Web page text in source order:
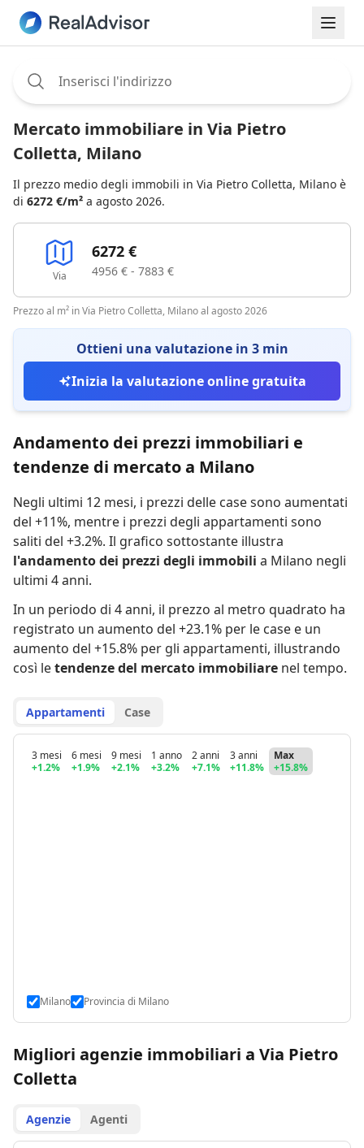
Mercato immobiliare in Via Pietro
Colletta, Milano
Il prezzo medio degli immobili in Via Pietro Colletta, Milano è
di 6272 €/m² a agosto 2026.
Via
6272 €
4956 € - 7883 €
Prezzo al m² in Via Pietro Colletta, Milano al agosto 2026
Ottieni una valutazione in 3 min
Inizia la valutazione online gratuita
Andamento dei prezzi immobiliari e
tendenze di mercato a Milano
Negli ultimi 12 mesi, i prezzi delle case sono aumentati
del +11%, mentre i prezzi degli appartamenti sono
saliti del +3.2%. Il grafico sottostante illustra
l'andamento dei prezzi degli immobili a Milano negli
ultimi 4 anni.
In un periodo di 4 anni, il prezzo al metro quadrato ha
registrato un aumento del +23.1% per le case e un
aumento del +15.8% per gli appartamenti, illustrando
così letendenze del mercato immobiliare nel tempo.
Appartamenti Case
3 mesi
+1.2%
6 mesi
+1.9%
9 mesi
+2.1%
1 anno
+3.2%
2 anni
+7.1%
3 anni
+11.8%
Max
+15.8%
Milano Provincia di Milano
Migliori agenzie immobiliari a Via Pietro
Colletta
Agenzie Agenti